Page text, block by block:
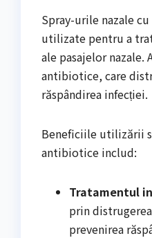
Spray-urile nazale
utilizate pentru a
ale pasajelor nazale.
antibiotice, care
răspândirea infecției.
Beneficiile utilizării
antibiotice includ:
Tratamentul
prin
prevenirea